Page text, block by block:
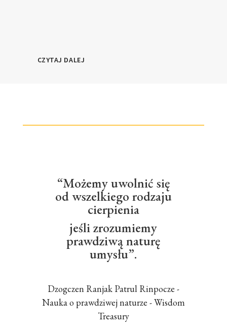
CZYTAJ DALEJ
“Możemy uwolnić się
od wszelkiego rodzaju
cierpienia
jeśli zrozumiemy
prawdziwą naturę
umysłu”.
Dzogczen Ranjak Patrul Rinpocze -
Nauka o prawdziwej naturze - Wisdom
Treasury